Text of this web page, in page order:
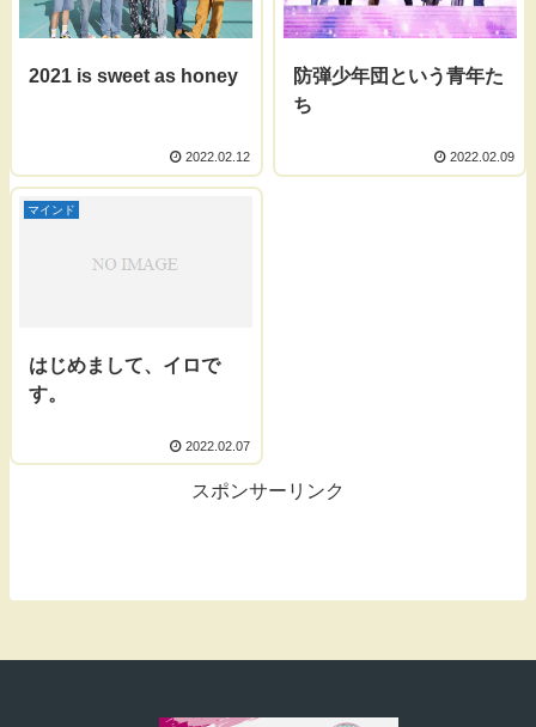
2021 is sweet as honey
2022.02.12
防弾少年団という青年た
ち
2022.02.09
マインド
はじめまして、イロで
す。
2022.02.07
スポンサーリンク